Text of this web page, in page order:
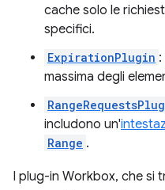
cache solo le
specifici.
ExpirationPlugin
massima degli
includono un'
Range .
I plug-in Workbox, che si